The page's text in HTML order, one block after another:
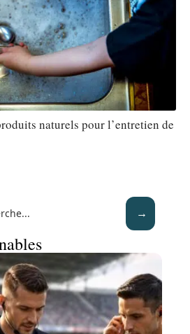
naturels pour l’entretien de